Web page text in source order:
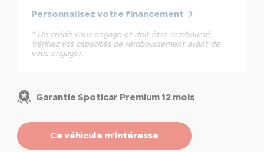
Personnalisez votre financement
* Un crédit vous engage et doit être remboursé.
Vérifiez vos capacités de remboursement avant de
vous engager.
Garantie Spoticar Premium 12 mois
Ce véhicule m'intéresse